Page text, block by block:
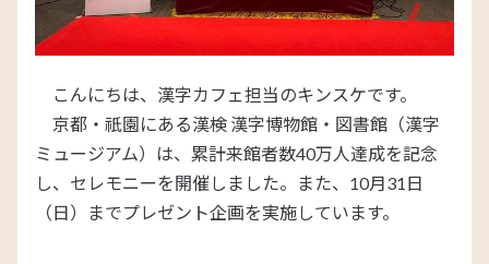
こんにちは、漢字カフェ担当のキンスケです。
京都・祇園にある漢検 漢字博物館・図書館（漢字
ミュージアム）は、累計来館者数40万人達成を記念
し、セレモニーを開催しました。また、10月31日
（日）までプレゼント企画を実施しています。